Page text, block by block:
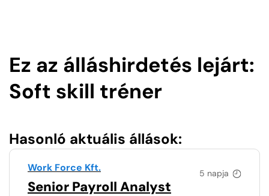
Ez az álláshirdetés lejárt:
Soft skill tréner
Hasonló aktuális állások:
5 napja
Work Force Kft.
Senior Payroll Analyst